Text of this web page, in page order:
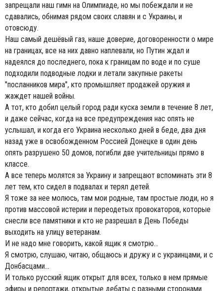
запрещали наш гимн на Олимпиаде, но мы побеждали и не
сдавались, обнимая рядом своих славян и с Украины, и
отовсюду.
Наш самый дешёвый газ, наше доверие, договоренности о мире
на границах, все на них давно наплевали, но Путин ждал и
надеялся до последнего, пока к границам по воде и по суше
подходили подводные лодки и летали закупные ракеты
"посланников мира", кто промышляет продажей оружия и
жаждет нашей войны.
А тот, кто добил целый город ради куска земли в течение 8 лет,
и даже сейчас, когда на все предупреждения нас опять не
услышал, и когда его Украина несколько дней в беде, два дня
назад уже в освобожденном Россией Донецке в один день
опять разрушено 50 домов, погибли две учительницы прямо в
классе.
А все теперь молятся за Украину и запрещают вспоминать эти 8
лет тем, кто сидел в подвалах и терял детей.
Я тоже за нее молюсь, там мои родные, там простые люди, но я
против массовой истерии и переодетых провокаторов, которые
снесли все памятники и кто не разрешал в День Победы
выходить на улицу ветеранам.
И не надо мне говорить, какой ящик я смотрю...
Я смотрю, слушаю, читаю, общаюсь и дружу и с украинцами, и с
Донбасцами...
И только русский ящик открыт для всех, только в нем прямые
эфиры и репортажи, открытые дебаты с разными сторонами